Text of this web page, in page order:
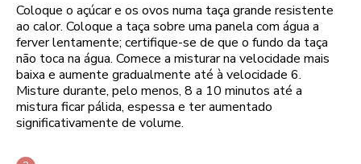
Coloque o açúcar e os ovos numa taça grande resistente
ao calor. Coloque a taça sobre uma panela com água a
ferver lentamente; certifique-se de que o fundo da taça
não toca na água. Comece a misturar na velocidade mais
baixa e aumente gradualmente até à velocidade 6.
Misture durante, pelo menos, 8 a 10 minutos até a
mistura ficar pálida, espessa e ter aumentado
significativamente de volume.